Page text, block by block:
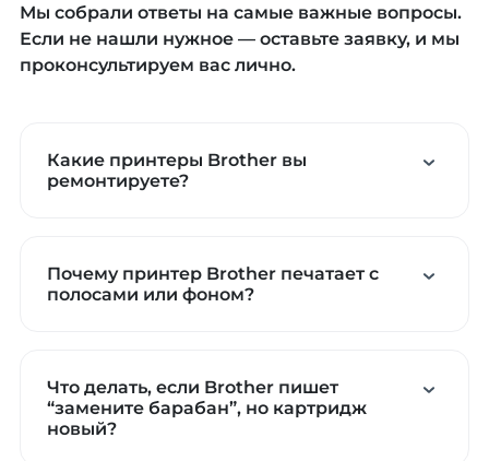
Мы собрали ответы на самые важные вопросы.
Если не нашли нужное — оставьте заявку, и мы
проконсультируем вас лично.
Какие принтеры Brother вы
ремонтируете?
Почему принтер Brother печатает с
полосами или фоном?
Что делать, если Brother пишет
“замените барабан”, но картридж
новый?